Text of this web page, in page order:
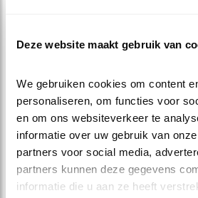
Deze website maakt gebruik van
We gebruiken cookies om content
personaliseren, om functies voor
en om ons websiteverkeer te
informatie over uw gebruik van
partners voor social media,
partners kunnen deze gegevens
informatie die u aan ze heeft